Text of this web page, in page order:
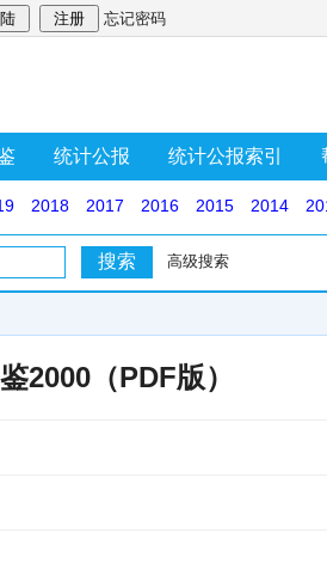
忘记密码
统计公报 统计公报索引
2018 2017 2016 2015 2014
高级搜索
2000（PDF版）